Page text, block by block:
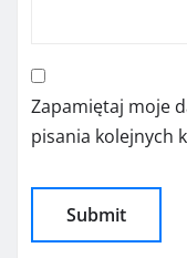
Zapamiętaj moje
pisania kolejnych